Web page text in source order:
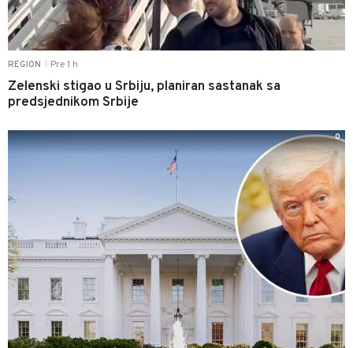
REGION Pre 1 h
Zelenski stigao u Srbiju, planiran sastanak sa
predsjednikom Srbije
0